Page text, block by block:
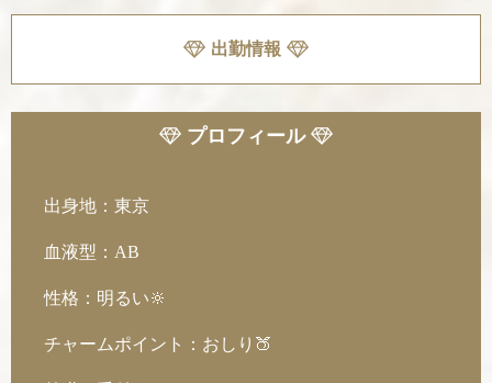
出勤情報
プロフィール
出身地：東京
血液型：AB
性格：明るい🔆
チャームポイント：おしり🍑